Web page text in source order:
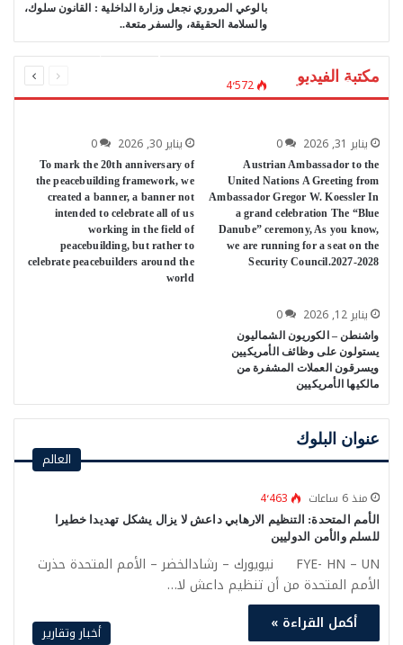
بالوعي المروري نجعل وزارة الداخلية : القانون سلوك،
والسلامة الحقيقة، والسفر متعة..
مكتبة الفيديو الصفحة
السابقة
الصفحة
التالية
78th Independence Day. Israel is cohesive and
strong-video
مايو 12, 2026 4٬572
يناير 31, 2026 0
Austrian Ambassador to the
United Nations A Greeting from
Ambassador Gregor W. Koessler In
a grand celebration The “Blue
Danube” ceremony, As you know,
we are running for a seat on the
Security Council.2027-2028
يناير 30, 2026 0
To mark the 20th anniversary of
the peacebuilding framework, we
created a banner, a banner not
intended to celebrate all of us
working in the field of
peacebuilding, but rather to
celebrate peacebuilders around the
world
يناير 12, 2026 0
واشنطن – الكوريون الشماليون
يستولون على وظائف الأمريكيين
ويسرقون العملات المشفرة من
مالكيها الأمريكيين
عنوان البلوك
العالم
منذ 6 ساعات 4٬463
الأمم المتحدة: التنظيم الارهابي داعش لا يزال يشكل تهديدا خطيرا
للسلم والأمن الدوليين
FYE- HN – UN نيويورك – رشادالخضر – الأمم المتحدة حذرت
الأمم المتحدة من أن تنظيم داعش لا…
أكمل القراءة »
أخبار وتقارير